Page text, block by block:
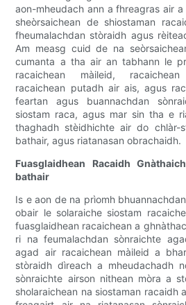
aon-mheudach ann a fhreagras air
sheòrsaichean de shiostaman
fheumalachdan stòraidh agus
Am measg cuid de na
cumanta a tha air an tabhann le
racaichean màileid,
racaichean putadh air ais, agus
feartan agus buannachdan
siostam raca, agus mar sin tha e
thaghadh stèidhichte air do chlàr-
bathair, agus riatanasan obrachaidh.
Fuasglaidhean Racaidh
bathair
Is e aon de na prìomh
obair le solaraiche siostam
fuasglaidhean racaichean a
ri na feumalachdan sònraichte
agad air racaichean màileid a
stòraidh dìreach a mheudachadh
sònraichte airson nithean mòra a
sholaraichean na siostaman racaidh